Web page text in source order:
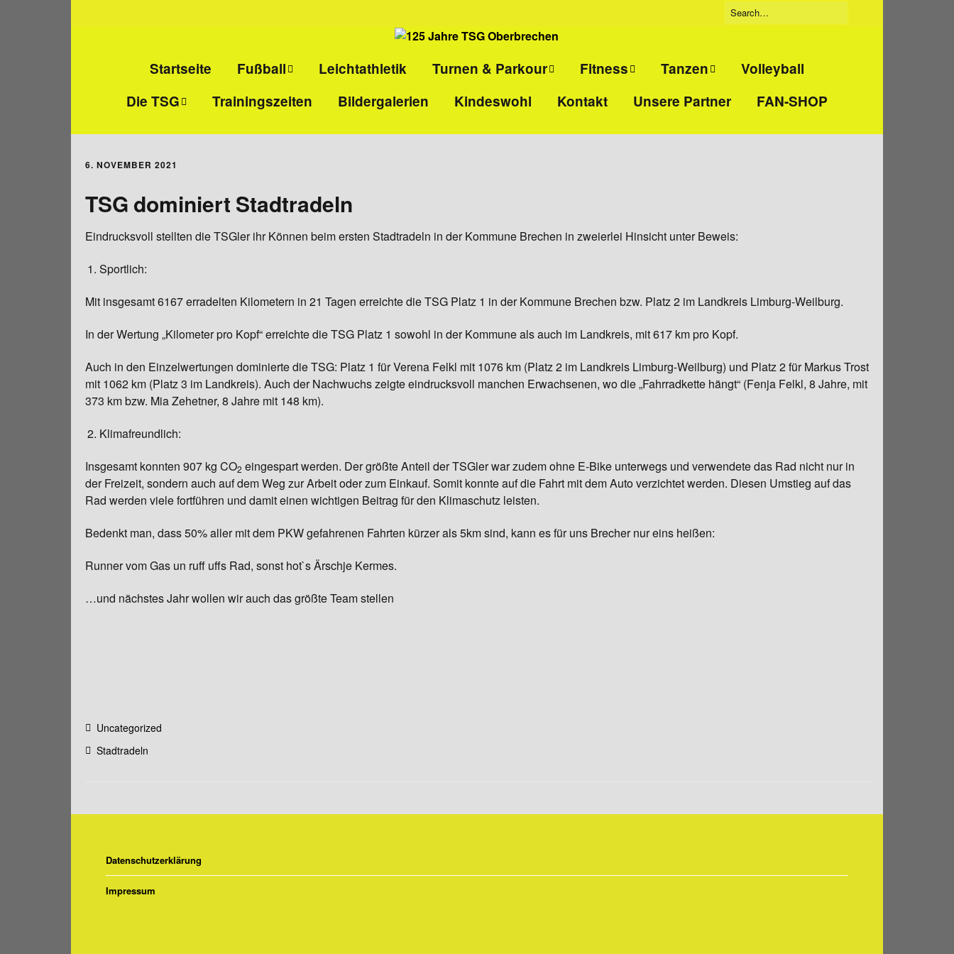
Startseite Fußball
Senioren-Fußball
Leichtathletik Turnen & Parkour
Eltern-Kind-Turnen
Fitness
Kinder-
Ganzkörpertraining
Gymnastik
Tanzen
Tanzgruppe
Volleyball
Die TSG
Wir über uns
Abteilungs- und
Vereinsheim
Sportanlage
Chronik
Trainingszeiten Bildergalerien Kindeswohl Kontakt Unsere Partner FAN-SHOP
6. NOVEMBER 2021
TSG dominiert Stadtradeln
Eindrucksvoll stellten die TSGler ihr Können beim ersten Stadtradeln in der Kommune Brechen in zweierlei Hinsicht unter Beweis:
Sportlich:
Mit insgesamt 6167 erradelten Kilometern in 21 Tagen erreichte die TSG Platz 1 in der Kommune Brechen bzw. Platz 2 im Landkreis Limburg-Weilburg.
In der Wertung „Kilometer pro Kopf“ erreichte die TSG Platz 1 sowohl in der Kommune als auch im Landkreis, mit 617 km pro Kopf.
Auch in den Einzelwertungen dominierte die TSG: Platz 1 für Verena Felkl mit 1076 km (Platz 2 im Landkreis Limburg-Weilburg) und Platz 2 für Markus Trost
mit 1062 km (Platz 3 im Landkreis). Auch der Nachwuchs zeigte eindrucksvoll manchen Erwachsenen, wo die „Fahrradkette hängt“ (Fenja Felkl, 8 Jahre, mit
373 km bzw. Mia Zehetner, 8 Jahre mit 148 km).
Klimafreundlich:
Insgesamt konnten 907 kg CO2 eingespart werden. Der größte Anteil der TSGler war zudem ohne E-Bike unterwegs und verwendete das Rad nicht nur in
der Freizeit, sondern auch auf dem Weg zur Arbeit oder zum Einkauf. Somit konnte auf die Fahrt mit dem Auto verzichtet werden. Diesen Umstieg auf das
Rad werden viele fortführen und damit einen wichtigen Beitrag für den Klimaschutz leisten.
Bedenkt man, dass 50% aller mit dem PKW gefahrenen Fahrten kürzer als 5km sind, kann es für uns Brecher nur eins heißen:
Runner vom Gas un ruff uffs Rad, sonst hot`s Ärschje Kermes.
…und nächstes Jahr wollen wir auch das größte Team stellen
Uncategorized
Stadtradeln
Datenschutzerklärung
Impressum